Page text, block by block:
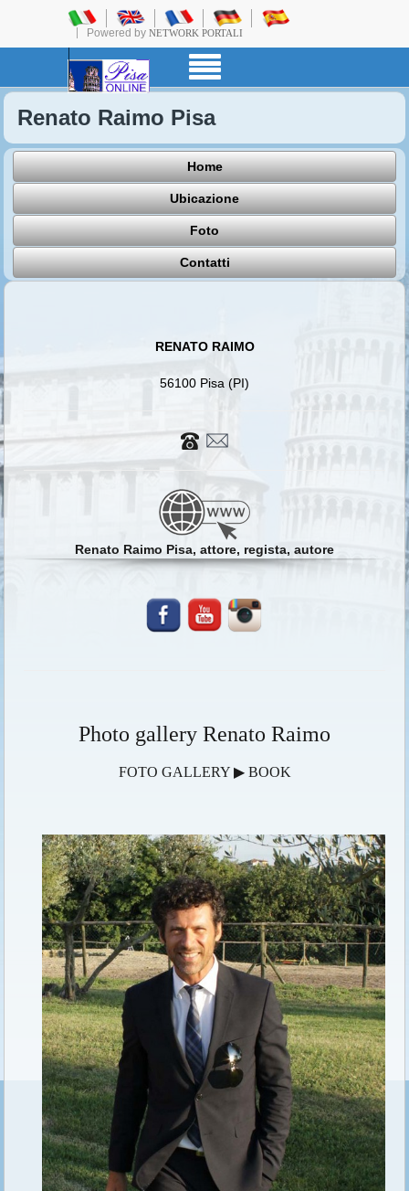
Powered by NETWORK PORTALI
Renato Raimo Pisa
Home
Ubicazione
Foto
Contatti
RENATO RAIMO
56100 Pisa (PI)
Renato Raimo Pisa, attore, regista, autore
Photo gallery Renato Raimo
FOTO GALLERY ▶ BOOK